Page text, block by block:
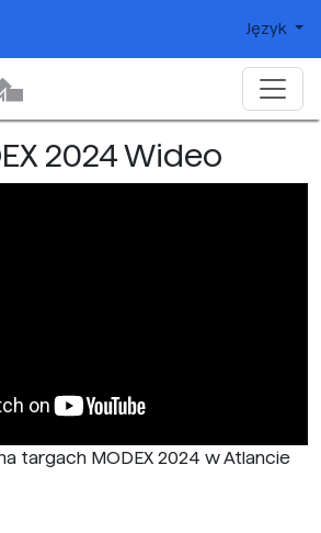
Język
2024 Wideo
targach MODEX 2024 w Atlancie